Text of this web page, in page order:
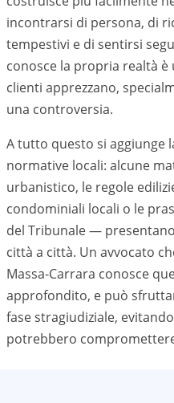
incontrarsi di persona, di
tempestivi e di sentirsi
conosce la propria realtà
clienti apprezzano,
una controversia.
A tutto questo si aggiunge
normative locali: alcune
urbanistico, le regole
condominiali locali o le
del Tribunale —
città a città. Un avvocato
Massa-Carrara conosce
approfondito, e può
fase stragiudiziale,
potrebbero